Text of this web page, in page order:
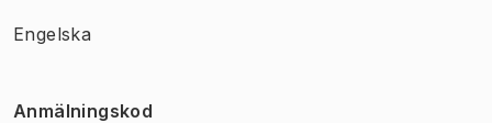
Engelska
Anmälningskod